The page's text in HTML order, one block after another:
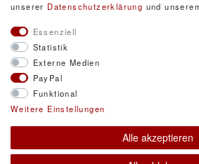
© Copyright 2026 DarXity GbR.
und Style durch DarXity
vorbehalten.
Alle Preise inklusive gesetzlicher
unserer Daten­schutz­erklärung und
Essenziell
Statistik
Externe Medien
PayPal
Funktional
Weitere Einstellungen
Alle akzeptieren